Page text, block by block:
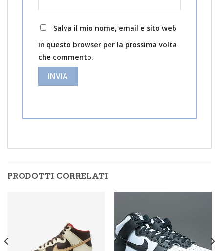
Salva il mio nome, email e sito web
in questo browser per la prossima volta
che commento.
PRODOTTI CORRELATI